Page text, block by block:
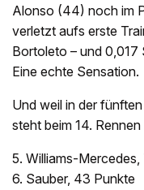
Alonso (44) noch im
verletzt aufs erste
Bortoleto – und
Eine echte Sensation.
Und weil in der
steht beim 14.
5. Williams-
6. Sauber, 43 Punkte